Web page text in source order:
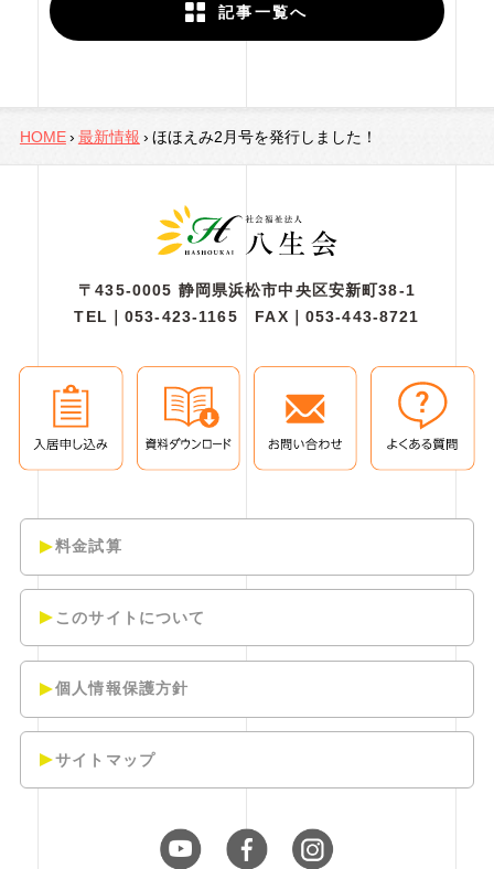
記事一覧へ
HOME 最新情報 ほほえみ2月号を発行しました！
〒435-0005 静岡県浜松市中央区安新町38-1
TEL｜ 053-423-1165 FAX｜053-443-8721
料金試算
このサイトについて
個人情報保護方針
サイトマップ